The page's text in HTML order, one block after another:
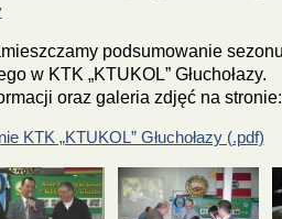
podsumowanie
w KTK „KTUKOL” Głuchołazy.
oraz galeria zdjęć na
KTK „KTUKOL” Głuchołazy (.pdf)